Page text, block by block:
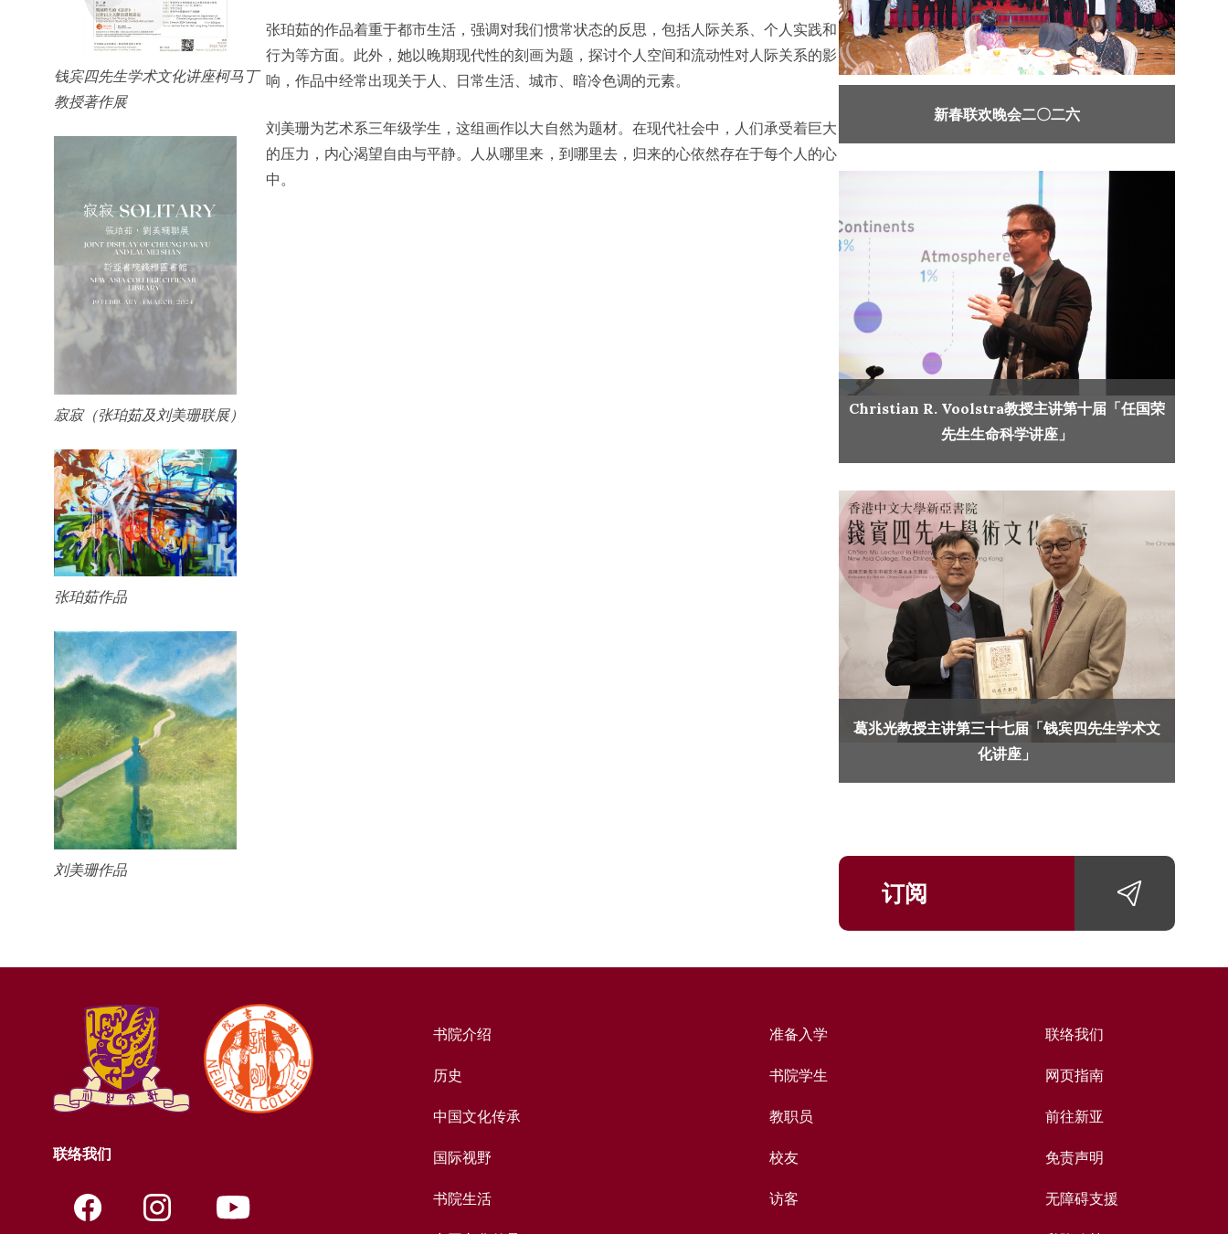
钱宾四先生学术文化讲座柯马丁
教授著作展
寂寂（张珀茹及刘美珊联展）
张珀茹作品
刘美珊作品
张珀茹的作品着重于都市生活，强调对我们惯常状态的反思，包括人际关系、个人实践和
行为等方面。此外，她以晚期现代性的刻画为题，探讨个人空间和流动性对人际关系的影
响，作品中经常出现关于人、日常生活、城市、暗冷色调的元素。
刘美珊为艺术系三年级学生，这组画作以大自然为题材。在现代社会中，人们承受着巨大
的压力，内心渴望自由与平静。人从哪里来，到哪里去，归来的心依然存在于每个人的心
中。
新春联欢晚会二〇二六
Christian R. Voolstra教授主讲第十届「任国荣
先生生命科学讲座」
葛兆光教授主讲第三十七届「钱宾四先生学术文
化讲座」
订阅
联络我们
书院介绍
历史
中国文化传承
国际视野
书院生活
准备入学
书院学生
教职员
校友
访客
联络我们
网页指南
前往新亚
免责声明
无障碍支援